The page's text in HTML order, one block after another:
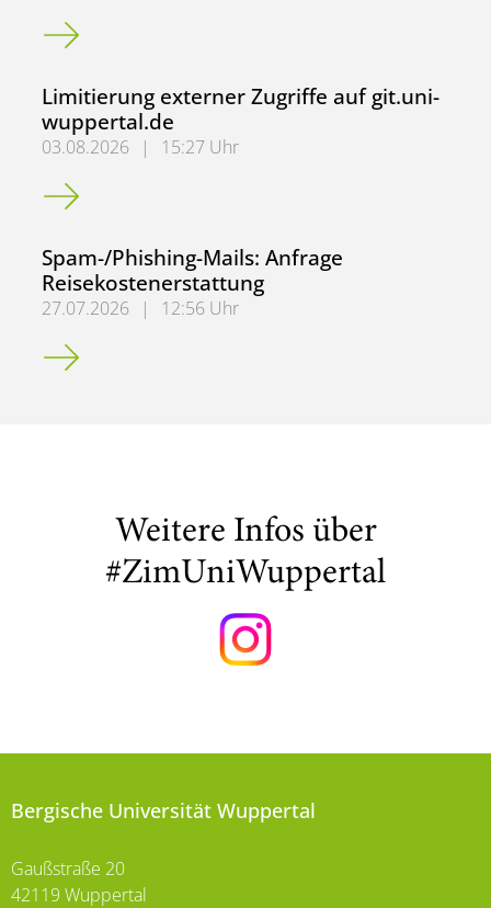
Spam-/Phishing-Mails: Mitarbeiter*innenumfrage
Limitierung externer Zugriffe auf git.uni-
wuppertal.de
03.08.2026 |
15:27 Uhr
Limitierung externer Zugriffe auf git.uni-wuppertal.de
Spam-/Phishing-Mails: Anfrage
Reisekostenerstattung
27.07.2026 |
12:56 Uhr
Spam-/Phishing-Mails: Anfrage Reisekostenerstattung
Weitere Infos über
#ZimUniWuppertal
Bergische Universität Wuppertal
Gaußstraße 20
42119 Wuppertal